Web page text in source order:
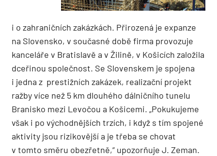
i o zahraničních zakázkách. Přirozená je expanze
na Slovensko, v současné době firma provozuje
kanceláře v Bratislavě a v Žilině, v Košicích založila
dceřinou společnost. Se Slovenskem je spojena
i jedna z prestižních zakázek, realizační projekt
ražby více než 5 km dlouhého dálničního tunelu
Branisko mezi Levočou a Košicemi. „Pokukujeme
však i po východnějších trzích, i když s tím spojené
aktivity jsou rizikovější a je třeba se chovat
v tomto směru obezřetně,“ upozorňuje J. Zeman.